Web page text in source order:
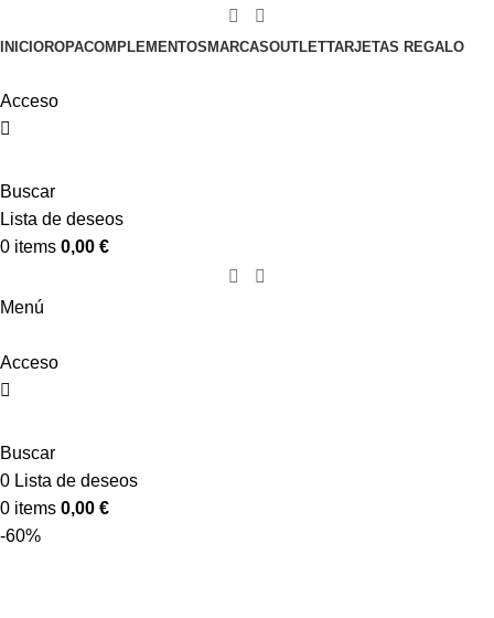
INICIOROPACOMPLEMENTOS MARCASOUTLETTARJETAS REGALO
Acceso
Buscar
Lista de deseos
0 items 0,00 €
Menú
Acceso
Buscar
0 Lista de deseos
0 items 0,00 €
-60%